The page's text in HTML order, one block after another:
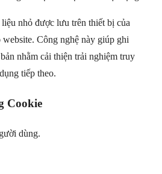
nhỏ được lưu trên thiết bị của
Công nghệ này giúp ghi
nhằm cải thiện trải nghiệm truy
tiếp theo.
Cookie
dùng.